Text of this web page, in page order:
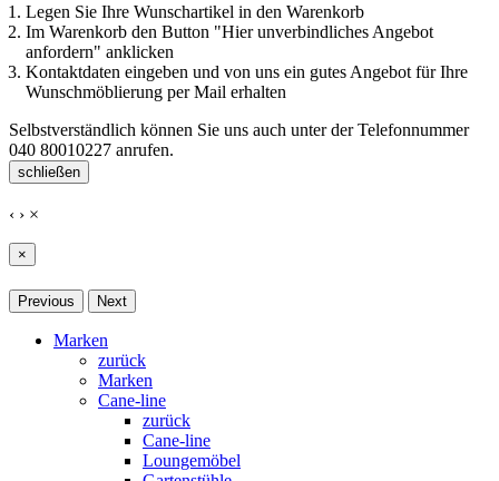
Legen Sie Ihre Wunschartikel in den Warenkorb
Im Warenkorb den Button "Hier unverbindliches Angebot
anfordern" anklicken
Kontaktdaten eingeben und von uns ein gutes Angebot für Ihre
Wunschmöblierung per Mail erhalten
Selbstverständlich können Sie uns auch unter der Telefonnummer
040 80010227 anrufen.
schließen
‹ › ×
×
Previous Next
Marken
zurück
Marken
Cane-line
zurück
Cane-line
Loungemöbel